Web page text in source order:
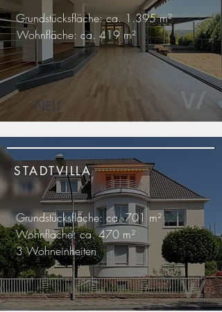
Wohnfläche: ca. 419 m²
Grundstücksfläche: ca. 1.395m²
NEU
STADTVILLA
Wohnfläche: ca. 470 m²
Grundstücksfläche: ca. 701 m²
3 Wohneinheiten